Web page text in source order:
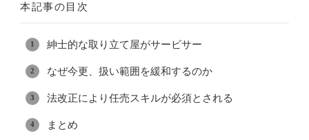
本記事の目次
紳士的な取り立て屋がサービサー
なぜ今更、扱い範囲を緩和するのか
法改正により任売スキルが必須とされる
まとめ